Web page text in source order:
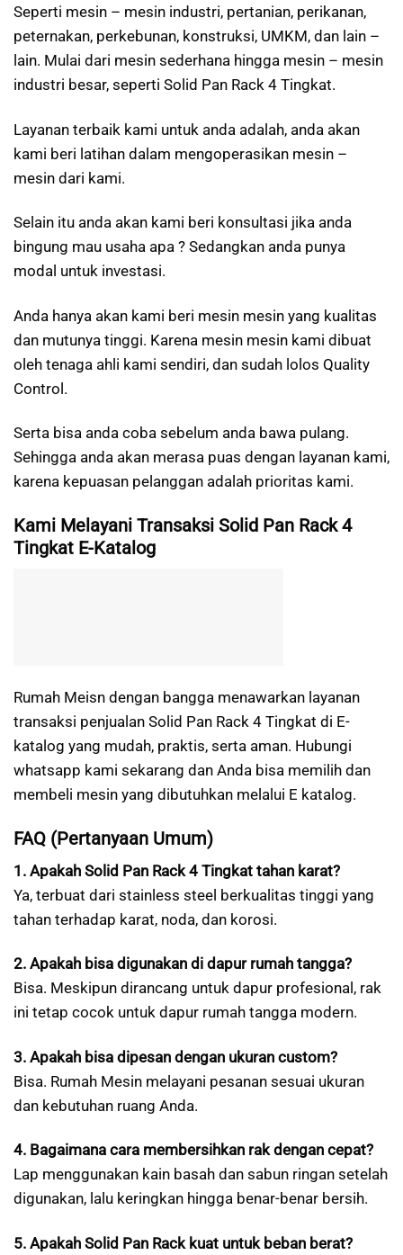
Seperti mesin – mesin industri, pertanian, perikanan,
peternakan, perkebunan, konstruksi, UMKM, dan lain –
lain. Mulai dari mesin sederhana hingga mesin – mesin
industri besar, seperti Solid Pan Rack 4 Tingkat.
Layanan terbaik kami untuk anda adalah, anda akan
kami beri latihan dalam mengoperasikan mesin –
mesin dari kami.
Selain itu anda akan kami beri konsultasi jika anda
bingung mau usaha apa ? Sedangkan anda punya
modal untuk investasi.
Anda hanya akan kami beri mesin mesin yang kualitas
dan mutunya tinggi. Karena mesin mesin kami dibuat
oleh tenaga ahli kami sendiri, dan sudah lolos Quality
Control.
Serta bisa anda coba sebelum anda bawa pulang.
Sehingga anda akan merasa puas dengan layanan kami,
karena kepuasan pelanggan adalah prioritas kami.
Kami Melayani Transaksi Solid Pan Rack 4
Tingkat E-Katalog
Rumah Meisn dengan bangga menawarkan layanan
transaksi penjualan Solid Pan Rack 4 Tingkat di E-
katalog yang mudah, praktis, serta aman. Hubungi
whatsapp kami sekarang dan Anda bisa memilih dan
membeli mesin yang dibutuhkan melalui E katalog.
FAQ (Pertanyaan Umum)
1. Apakah Solid Pan Rack 4 Tingkat tahan karat?
Ya, terbuat dari stainless steel berkualitas tinggi yang
tahan terhadap karat, noda, dan korosi.
2. Apakah bisa digunakan di dapur rumah tangga?
Bisa. Meskipun dirancang untuk dapur profesional, rak
ini tetap cocok untuk dapur rumah tangga modern.
3. Apakah bisa dipesan dengan ukuran custom?
Bisa. Rumah Mesin melayani pesanan sesuai ukuran
dan kebutuhan ruang Anda.
4. Bagaimana cara membersihkan rak dengan cepat?
Lap menggunakan kain basah dan sabun ringan setelah
digunakan, lalu keringkan hingga benar-benar bersih.
5. Apakah Solid Pan Rack kuat untuk beban berat?